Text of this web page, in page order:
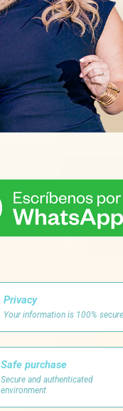
Privacy
Your information is 100% secure
Safe purchase
Secure and authenticated
environment